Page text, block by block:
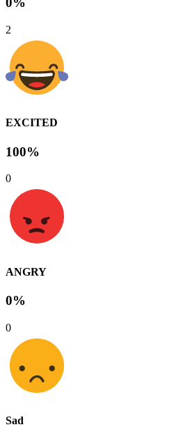
2
EXCITED
100%
0
ANGRY
0%
0
Sad